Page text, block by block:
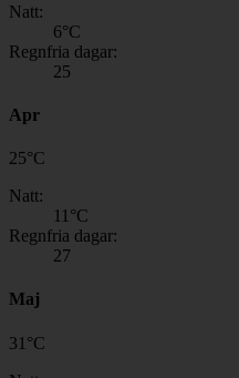
Natt:
6°C
Regnfria dagar:
25
Apr
25°C
Natt:
11 °C
Regnfria dagar:
27
Maj
31 °C